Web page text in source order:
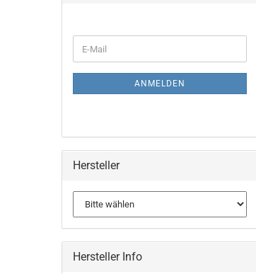
ZUR
E-
Mail
ANMELDEN
Hersteller
Hersteller Info